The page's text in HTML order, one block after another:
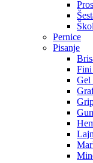
Pernice
Pisanje
Fini
Gel